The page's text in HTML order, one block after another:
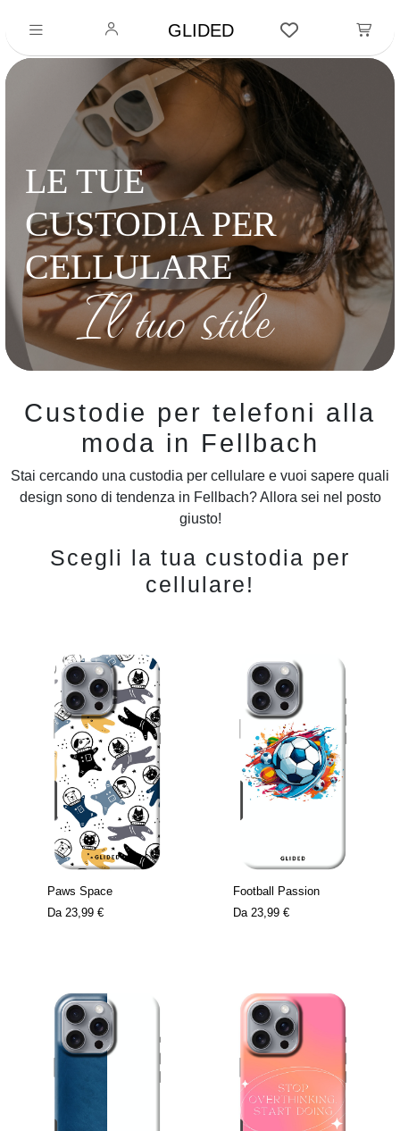
GLIDED
LE TUE
CUSTODIA PER
CELLULARE
Il tuo stile
Custodie per telefoni alla
moda in Fellbach
Stai cercando una custodia per cellulare e vuoi sapere quali
design sono di tendenza in Fellbach? Allora sei nel posto
giusto!
Scegli la tua custodia per
cellulare!
Paws Space
Da 23,99 €
Football Passion
Da 23,99 €